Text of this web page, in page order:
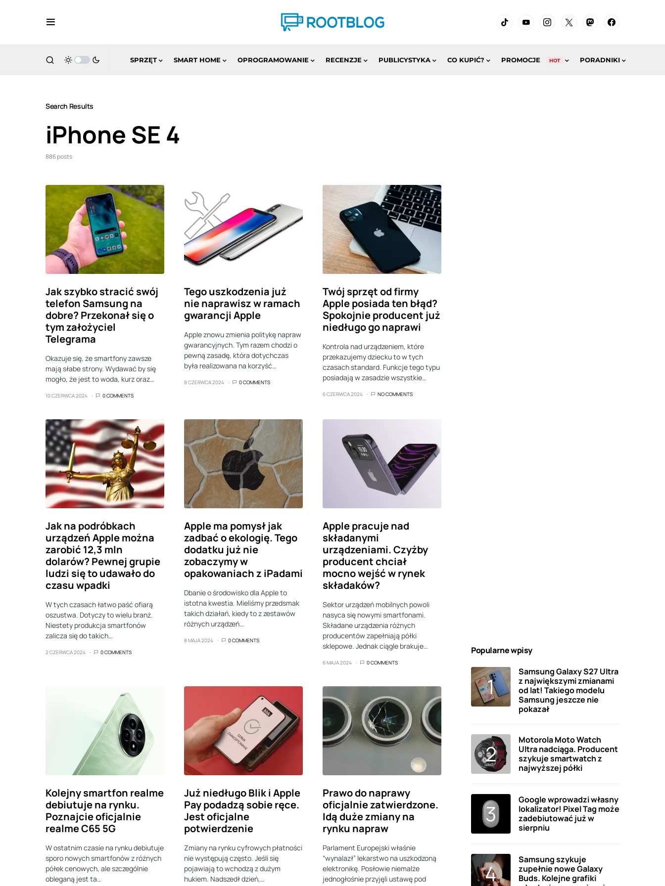
SPRZĘT SMART HOME OPROGRAMOWANIE RECENZJE PUBLICYSTYKA CO KUPIĆ? PROMOCJE HOT PORADNIKI
Search Results
iPhone SE 4
886 posts
Jak szybko stracić swój
telefon Samsung na
dobre? Przekonał się o
tym założyciel
Telegrama
Okazuje się, że smartfony zawsze
mają słabe strony. Wydawać by się
mogło, że jest to woda, kurz oraz…
10 CZERWCA 2024 0 COMMENTS
Tego uszkodzenia już
nie naprawisz w ramach
gwarancji Apple
Apple znowu zmienia politykę napraw
gwarancyjnych. Tym razem chodzi o
pewną zasadę, która dotychczas
była realizowana na korzyść…
8 CZERWCA 2024 0 COMMENTS
Twój sprzęt od firmy
Apple posiada ten błąd?
Spokojnie producent już
niedługo go naprawi
Kontrola nad urządzeniem, które
przekazujemy dziecku to w tych
czasach standard. Funkcje tego typu
posiadają w zasadzie wszystkie…
6 CZERWCA 2024 NO COMMENTS
Jak na podróbkach
urządzeń Apple można
zarobić 12,3 mln
dolarów? Pewnej grupie
ludzi się to udawało do
czasu wpadki
W tych czasach łatwo paść ofiarą
oszustwa. Dotyczy to wielu branż.
Niestety produkcja smartfonów
zalicza się do takich…
2 CZERWCA 2024 0 COMMENTS
Apple ma pomysł jak
zadbać o ekologię. Tego
dodatku już nie
zobaczymy w
opakowaniach z iPadami
Dbanie o środowisko dla Apple to
istotna kwestia. Mieliśmy przedsmak
takich działań, kiedy to z zestawów
różnych urządzeń…
8 MAJA 2024 0 COMMENTS
Apple pracuje nad
składanymi
urządzeniami. Czyżby
producent chciał
mocno wejść w rynek
składaków?
Sektor urządzeń mobilnych powoli
nasyca się nowymi smartfonami.
Składane urządzenia różnych
producentów zapełniają półki
sklepowe. Jednak ciągle brakuje…
6 MAJA 2024 0 COMMENTS
Kolejny smartfon realme
debiutuje na rynku.
Poznajcie oficjalnie
realme C65 5G
W ostatnim czasie na rynku debiutuje
sporo nowych smartfonów z różnych
półek cenowych, ale szczególnie
obleganą jest ta…
Już niedługo Blik i Apple
Pay podadzą sobie ręce.
Jest oficjalne
potwierdzenie
Zmiany na rynku cyfrowych płatności
nie występują często. Jeśli się
pojawiają to wchodzą z dużym
hukiem. Nadszedł dzień,…
Prawo do naprawy
oficjalnie zatwierdzone.
Idą duże zmiany na
rynku napraw
Parlament Europejski właśnie
“wynalazł” lekarstwo na uszkodzoną
elektronikę. Posłowie niemalże
jednogłośnie przyjęli ustawę pod
Popularne wpisy
Samsung Galaxy S27 Ultra
z największymi zmianami
od lat! Takiego modelu
Samsung jeszcze nie
pokazał
Motorola Moto Watch
Ultra nadciąga. Producent
szykuje smartwatch z
najwyższej półki
Google wprowadzi własny
lokalizator! Pixel Tag może
zadebiutować już w
sierpniu
Samsung szykuje
zupełnie nowe Galaxy
Buds. Kolejne grafiki